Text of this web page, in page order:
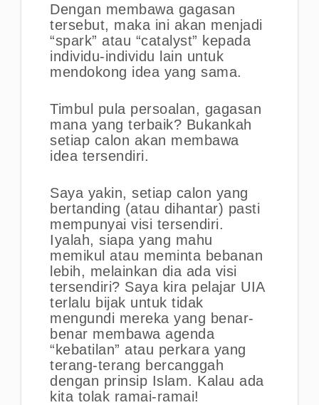
Dengan membawa gagasan
tersebut, maka ini akan menjadi
“spark” atau “catalyst” kepada
individu-individu lain untuk
mendokong idea yang sama.
Timbul pula persoalan, gagasan
mana yang terbaik? Bukankah
setiap calon akan membawa
idea tersendiri.
Saya yakin, setiap calon yang
bertanding (atau dihantar) pasti
mempunyai visi tersendiri.
Iyalah, siapa yang mahu
memikul atau meminta bebanan
lebih, melainkan dia ada visi
tersendiri? Saya kira pelajar UIA
terlalu bijak untuk tidak
mengundi mereka yang benar-
benar membawa agenda
“kebatilan” atau perkara yang
terang-terang bercanggah
dengan prinsip Islam. Kalau ada
kita tolak ramai-ramai!